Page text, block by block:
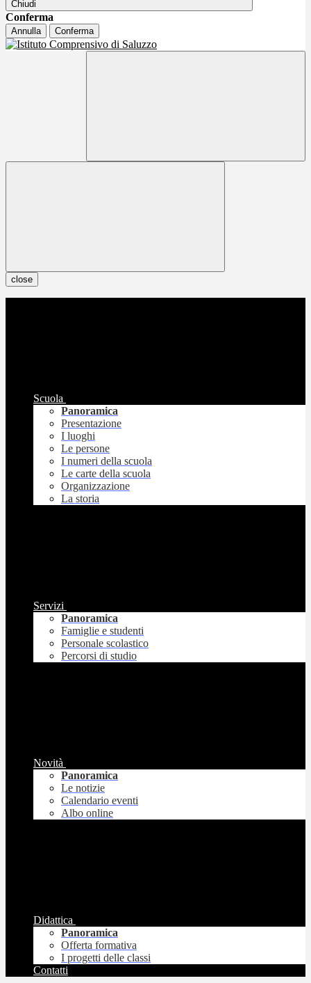
Chiudi
Conferma
Annulla Conferma
close
Scuola
Panoramica
Presentazione
I luoghi
Le persone
I numeri della scuola
Le carte della scuola
Organizzazione
La storia
Servizi
Panoramica
Famiglie e studenti
Personale scolastico
Percorsi di studio
Novità
Panoramica
Le notizie
Calendario eventi
Albo online
Didattica
Panoramica
Offerta formativa
I progetti delle classi
Contatti